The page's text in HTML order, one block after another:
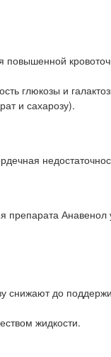
повышенной
глюкозы и
и сахарозу).
препарата
снижают до
жидкости.